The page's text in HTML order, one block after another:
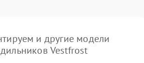
и другие модели
Vestfrost